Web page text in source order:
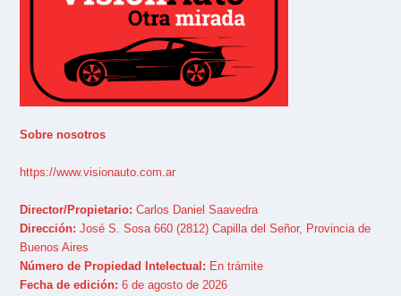
Sobre nosotros
https://www.visionauto.com.ar
Director/Propietario: Carlos Daniel Saavedra
Dirección: José S. Sosa 660 (2812) Capilla del Señor, Provincia de
Buenos Aires
Número de Propiedad Intelectual: En trámite
Fecha de edición: 6 de agosto de 2026